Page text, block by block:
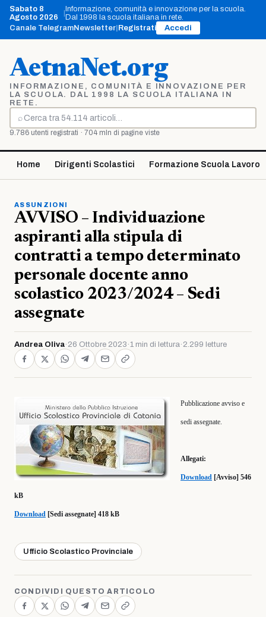
Vai
contenuto
Sabato 8
Agosto 2026
Informazione, comunità e innovazione per la scuola.
Dal 1998 la scuola italiana in rete.
Canale TelegramNewsletter Registrati Accedi
AetnaNet.org
INFORMAZIONE, COMUNITÀ E INNOVAZIONE PER
LA SCUOLA. DAL 1998 LA SCUOLA ITALIANA IN
RETE.
⌕
Cerca
9.786 utenti registrati · 704 mln di pagine viste
Home Dirigenti Scolastici Formazione Scuola Lavoro
ASSUNZIONI
AVVISO – Individuazione
aspiranti alla stipula di
contratti a tempo determinato
personale docente anno
scolastico 2023/2024 – Sedi
assegnate
Andrea Oliva· 26 Ottobre 2023 ·1 min di lettura· 2.299 letture
Pubblicazione avviso e
sedi assegnate.
Allegati:
Download [Avviso] 546
kB
Download [Sedi assegnate] 418 kB
Ufficio Scolastico Provinciale
CONDIVIDI QUESTO ARTICOLO